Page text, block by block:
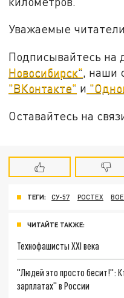
Уважаемые
Подписывайтесь на
Новосибирск", наши
"ВКонтакте" и
Оставайтесь на
ТЕГИ: СУ-57 РОСТЕХ
ЧИТАЙТЕ ТАКЖЕ:
Технофашисты XXI века
"Людей это просто бесит!":
зарплатах" в России